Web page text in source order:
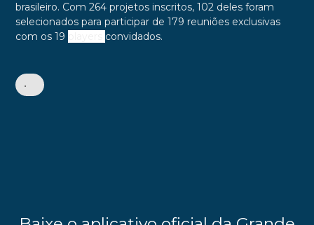
brasileiro. Com 264 projetos inscritos, 102 deles foram
selecionados para participar de 179 reuniões exclusivas
com os 19
convidados.
•